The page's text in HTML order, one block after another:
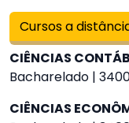
Cursos a
CIÊNCIAS
Bacharelado |
CIÊNCIAS